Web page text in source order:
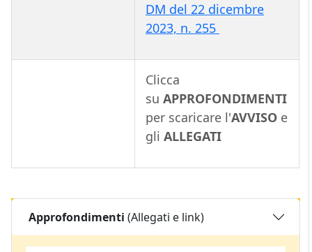
DM del 22 dicembre
2023, n. 255
Clicca
su APPROFONDIMENTI
per scaricare l'AVVISO e
gli ALLEGATI
Approfondimenti (Allegati e link)